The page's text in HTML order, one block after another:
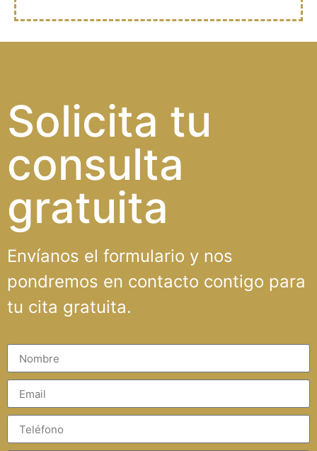
Solicita tu
consulta
gratuita
Envíanos el formulario y nos
pondremos en contacto contigo para
tu cita gratuita.